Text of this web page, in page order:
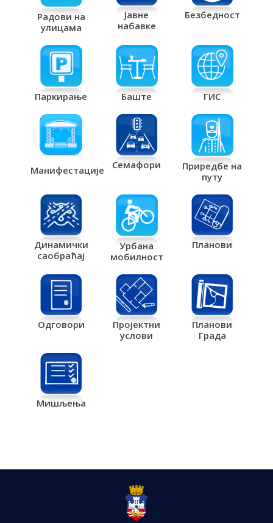
Радови на
улицама
Јавне
набавке
Безбедност
Паркирање Баште ГИС
Манифестације Семафори
Приредбе на
путу
Динамички
саобраћај
Урбана
мобилност
Планови
Одговори
Пројектни
услови
Планови
Града
Мишљења